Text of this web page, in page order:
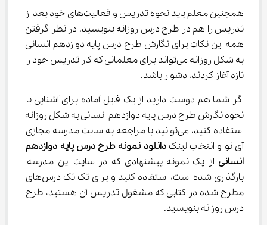
همچنین معلم باید نحوه تدریس و فعالیت‌های خود بعد از
تدریس را هم در طرح درس روزانه بنویسید. در نظر گرفتن
همه این نکات برای نگارش طرح درس پایه دوازدهم انسانی
به شکل روزانه می‌تواند برای معلمانی که کار تدریس خود را
تازه آغاز کردند، دشوار باشد.
اگر شما هم دوست دارید از یک فایل آماده برای آشنایی با
نحوه نگارش طرح درس پایه دوازدهم انسانی به شکل روزانه
استفاده کنید، می‌توانید با مراجعه به سایت مدرسه مجازی
آی نو و انتخاب لینک دانلود نمونه طرح درس پایه دوازدهم
انسانی از یک نمونه پیشنهادی که در سایت این مدرسه
بارگذاری شده است، استفاده کنید و برای تک تک درس‌های
مطرح شده در کتابی که مشغول تدریس آن هستید، طرح
درس روزانه بنویسید.